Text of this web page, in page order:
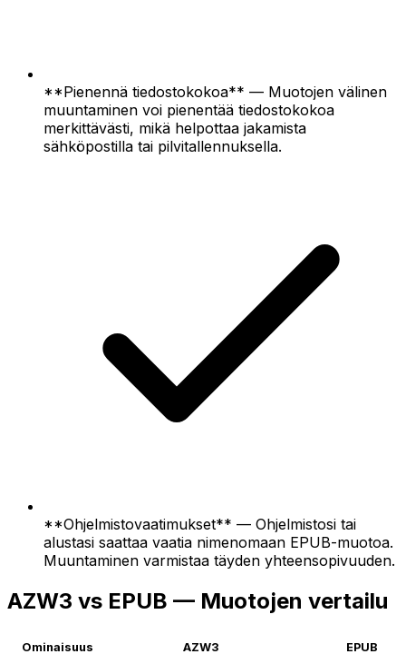
**Pienennä tiedostokokoa** — Muotojen välinen
muuntaminen voi pienentää tiedostokokoa
merkittävästi, mikä helpottaa jakamista
sähköpostilla tai pilvitallennuksella.
**Ohjelmistovaatimukset** — Ohjelmistosi tai
alustasi saattaa vaatia nimenomaan EPUB-muotoa.
Muuntaminen varmistaa täyden yhteensopivuuden.
AZW3 vs EPUB — Muotojen vertailu
Ominaisuus AZW3 EPUB